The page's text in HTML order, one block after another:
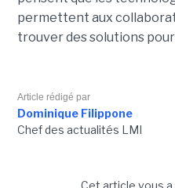
permettent aux
trouver des solutions
Article rédigé par
Dominique Filippone
Chef des actualités LMI